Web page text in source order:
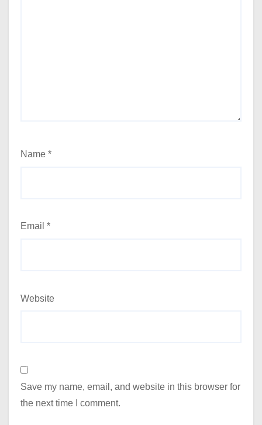
Name *
Email *
Website
Save my name, email, and website in this browser for
the next time I comment.